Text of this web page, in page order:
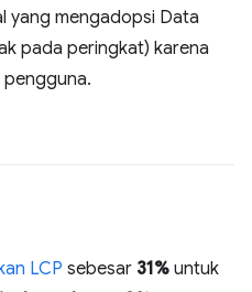
yang mengadopsi Data
pada peringkat) karena
LCP sebesar 31% untuk